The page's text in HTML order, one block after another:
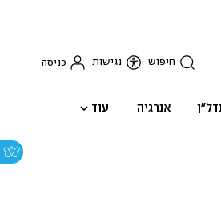
חיפוש נגישות כניסה
נדל"ן אנרגיה עוד